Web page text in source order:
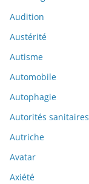
Audition
Austérité
Autisme
Automobile
Autophagie
Autorités sanitaires
Autriche
Avatar
Axiété